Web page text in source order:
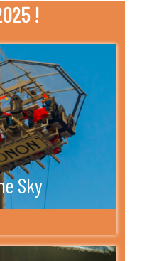
!
Sky